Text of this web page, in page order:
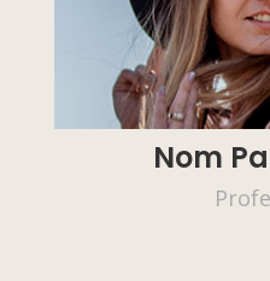
Nom